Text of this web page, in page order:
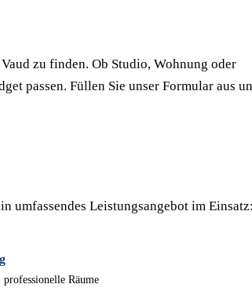
zu finden. Ob Studio, Wohnung oder
passen. Füllen Sie unser Formular aus
umfassendes Leistungsangebot im
Räume